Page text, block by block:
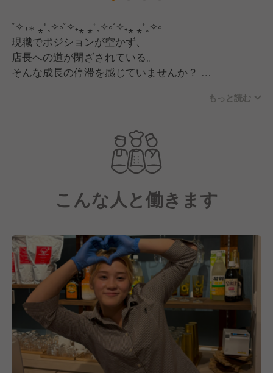
˚✧₊⁎ ⁎⁺˳✧༚˚✧₊⁎ ⁎⁺˳✧༚˚✧₊⁎ ⁎⁺˳✧༚
現職でポジションが空かず、
店長への道が閉ざされている。
そんな成長の停滞を感じていませんか？
˚✧₊⁎ ⁎⁺˳✧༚˚✧₊⁎ ⁎⁺˳✧༚˚✧₊⁎ ⁎⁺˳✧༚
創業96年の当社は、地域密着型の
食品卸売業や地元特産品の製造販売を行い、
地域貢献に努めています。
2023年には三木市初の紅茶専門店
地域の魅力を発信しています。
2026年には新店舗出店が決定し、
事業拡大に伴って新しい仲間を
若干名募集いたします♪
キャリアアップを考える飲食経験者にとって
絶好のチャンスです◎この機会を逃さず、
次のステージへ進んでみませんか？？
もっと読む
こんな人と働きます